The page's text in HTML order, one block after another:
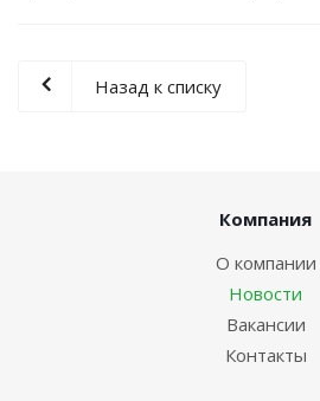
Назад к списку
Компания
О компании
Новости
Вакансии
Контакты